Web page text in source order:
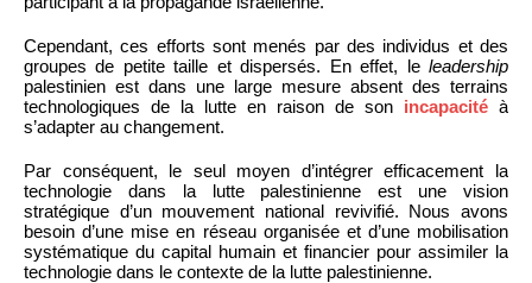
Cependant, ces efforts sont menés par des individus et des
groupes de petite taille et dispersés. En effet, le leadership
palestinien est dans une large mesure absent des terrains
technologiques de la lutte en raison de son incapacité à
s’adapter au changement.
Par conséquent, le seul moyen d’intégrer efficacement la
technologie dans la lutte palestinienne est une vision
stratégique d’un mouvement national revivifié. Nous avons
besoin d’une mise en réseau organisée et d’une mobilisation
systématique du capital humain et financier pour assimiler la
technologie dans le contexte de la lutte palestinienne.